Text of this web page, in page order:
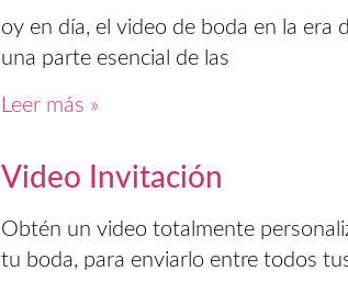
oy en día, el video de boda en la era
una parte esencial de las
Leer más »
Video Invitación
Obtén un video totalmente
tu boda, para enviarlo entre todos